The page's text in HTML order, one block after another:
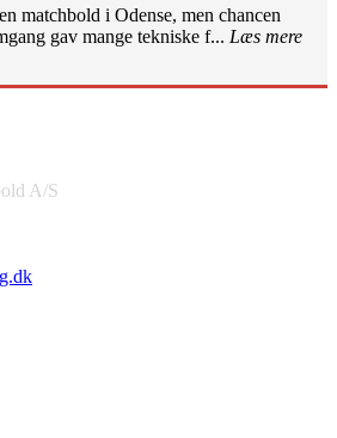
matchbold i Odense, men chancen
gav mange tekniske f... Læs mere
A/S